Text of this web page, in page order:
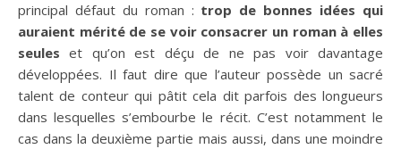
principal défaut du roman : trop de bonnes idées qui
auraient mérité de se voir consacrer un roman à elles
seules et qu’on est déçu de ne pas voir davantage
développées. Il faut dire que l’auteur possède un sacré
talent de conteur qui pâtit cela dit parfois des longueurs
dans lesquelles s’embourbe le récit. C’est notamment le
cas dans la deuxième partie mais aussi, dans une moindre